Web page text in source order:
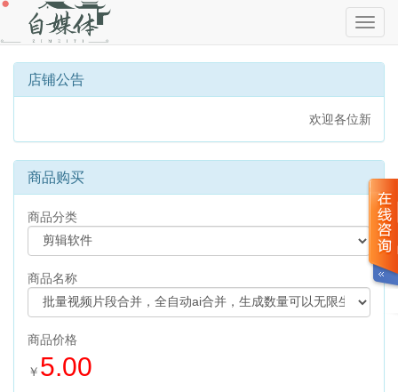
切
换
导
店铺公告
欢迎各位新老用
商品购买
商品分类
商品名称
商品价格
￥ 5.00